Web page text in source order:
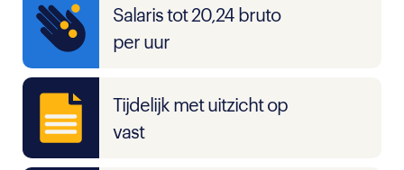
Salaris tot 20,24 bruto
per uur
Tijdelijk met uitzicht op
vast